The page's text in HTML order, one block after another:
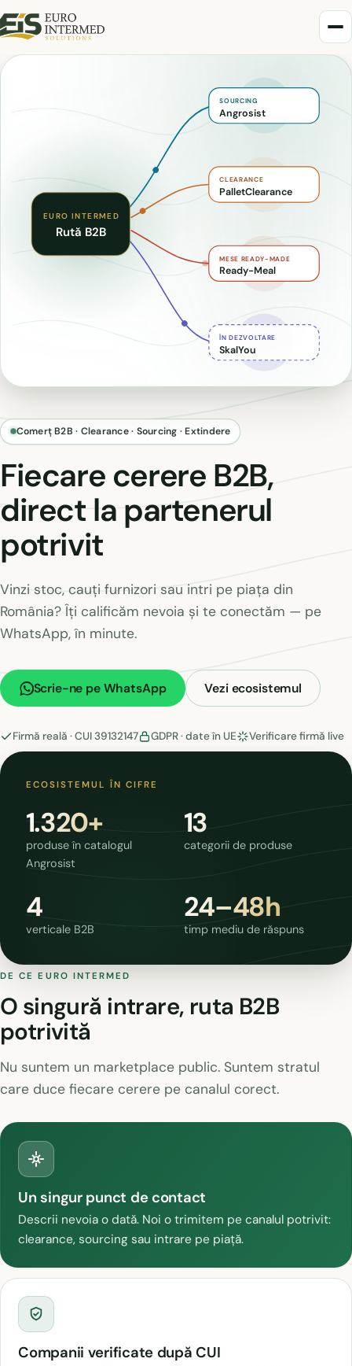
Comerț B2B · Clearance · Sourcing · Extindere
Fiecare cerere B2B,
direct la partenerul
potrivit
Vinzi stoc, cauți furnizori sau intri pe piața din
România? Îți calificăm nevoia și te conectăm — pe
WhatsApp, în minute.
Scrie-ne pe WhatsApp Vezi ecosistemul
Firmă reală · CUI 39132147 GDPR · date în UE Verificare firmă live
SOURCING
Angrosist
CLEARANCE
PalletClearance
MESE READY-MADE
Ready-Meal
ÎN DEZVOLTARE
SkalYou
EURO INTERMED
Rută B2B
Euro Intermed direcționează fiecare cerere către canalul
ECOSISTEMUL ÎN CIFRE
1.320+
produse în catalogul
Angrosist
13
categorii de produse
4
verticale B2B
24–48h
timp mediu de răspuns
DE CE EURO INTERMED
O singură intrare, ruta B2B
potrivită
Nu suntem un marketplace public. Suntem stratul
care duce fiecare cerere pe canalul corect.
Un singur punct de contact
Descrii nevoia o dată. Noi o trimitem pe canalul potrivit:
clearance, sourcing sau intrare pe piață.
Companii verificate după CUI